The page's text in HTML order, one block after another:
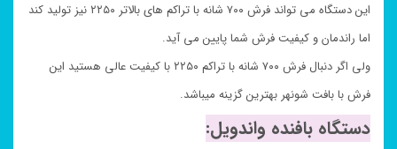
این دستگاه می تواند فرش ۷۰۰ شانه با تراکم های بالاتر ۲۲۵۰ نیز تولید کند
اما راندمان و کیفیت فرش شما پایین می آید.
ولی اگر دنبال فرش ۷۰۰ شانه با تراکم ۲۲۵۰ با کیفیت عالی هستید این
فرش با بافت شونهر بهترین گزینه میباشد.
دستگاه بافنده واندویل: